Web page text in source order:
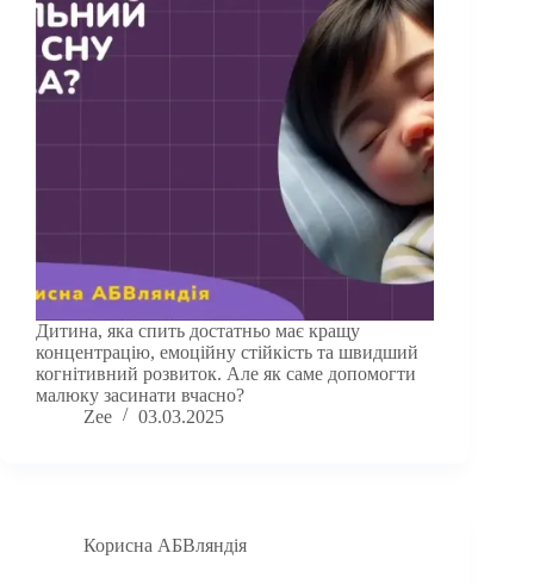
Дитина, яка спить достатньо має кращу
концентрацію, емоційну стійкість та швидший
когнітивний розвиток. Але як саме допомогти
малюку засинати вчасно?
Zee
03.03.2025
Корисна АБВляндія